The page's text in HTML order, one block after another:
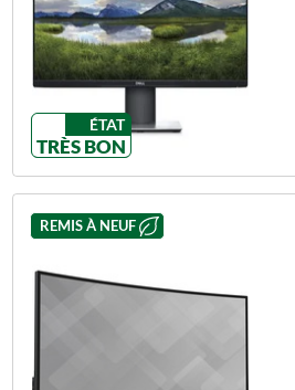
ÉTAT
TRÈS BON
REMIS À NEUF